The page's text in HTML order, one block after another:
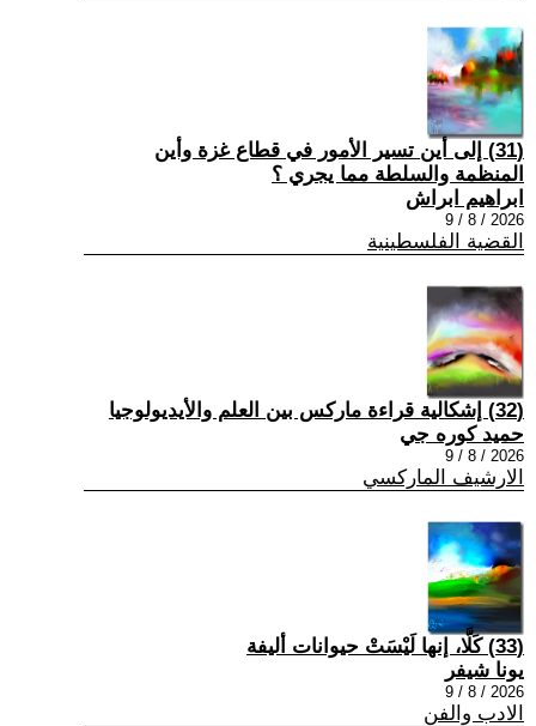
(31) إلى أين تسير الأمور في قطاع غزة وأين
المنظمة والسلطة مما يجري ؟
ابراهيم ابراش
2026 / 8 / 9
القضية الفلسطينية
(32) إشكالية قراءة ماركس بين العلم والأيديولوجيا
حميد كوره جي
2026 / 8 / 9
الارشيف الماركسي
(33) كَلَّا، إنها لَيْسَتْ حيوانات أليفة
يونا شيفر
2026 / 8 / 9
الادب والفن